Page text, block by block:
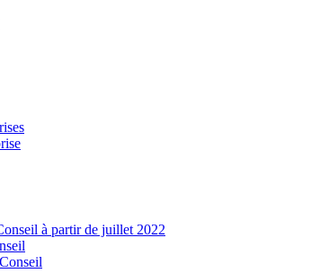
à partir de juillet 2022